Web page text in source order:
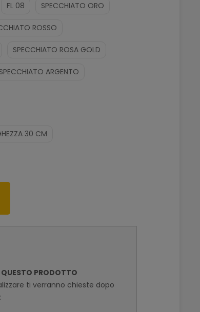
FL 08 SPECCHIATO ORO
ROSSO
SPECCHIATO ROSA GOLD
SPECCHIATO ARGENTO
30 CM
PRODOTTO
ti verranno chieste dopo